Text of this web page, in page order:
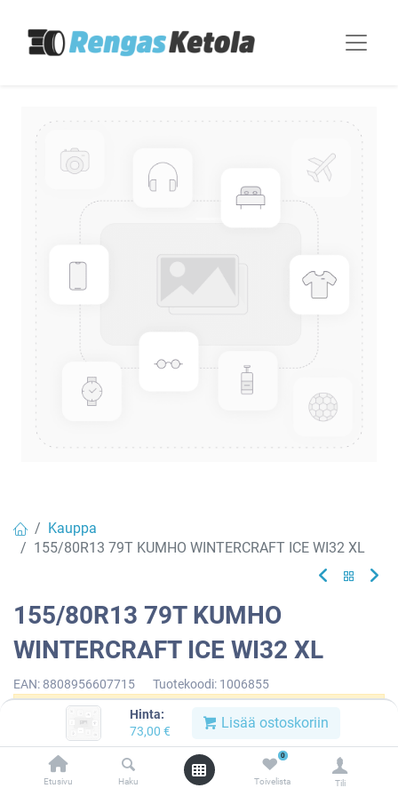
Hinta:
73,00 € Lisää ostoskoriin
Etusivu Haku
0
Toivelista Tili
Kauppa
155/80R13 79T KUMHO WINTERCRAFT ICE WI32 XL
155/80R13 79T KUMHO
WINTERCRAFT ICE WI32 XL
EAN: 8808956607715 Tuotekoodi: 1006855
Tällä tuotteella ei ole kelvollista yhdistelmää.
KUMHO